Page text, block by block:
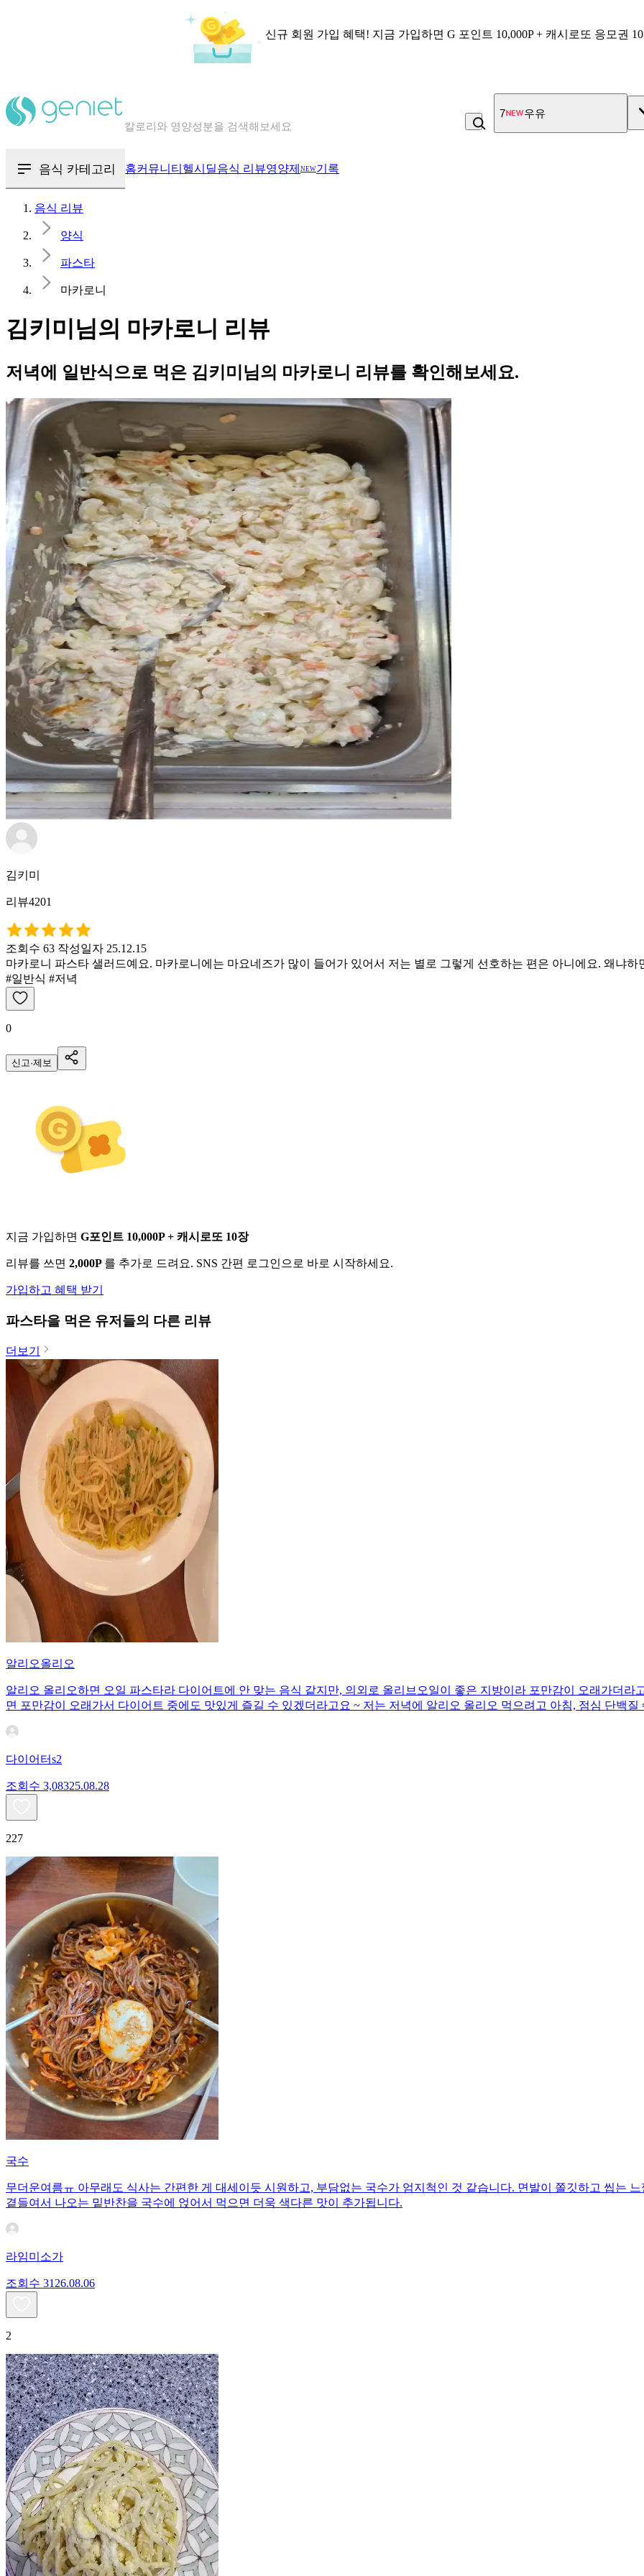
신규 회원 가입 혜택! 지금 가입하면 G 포인트 10,000P + 캐시로또 응모권
혈당 · 다이어트 음식 검색해보세요
7 우유
음식 카테고리 홈커뮤니티 헬시딜음식 리뷰영양제 NEW기록
음식 리뷰
양식
파스타
마카로니
김키미님의 마카로니 리뷰
저녁에 일반식으로 먹은 김키미님의 마카로니 리뷰를 확인해보세요.
김키미
리뷰4201
조회수 63 작성일자 25.12.15
마카로니 파스타 샐러드예요. 마카로니에는 마요네즈가 많이 들어가 있어서 저는 별로 그렇게 선호하는 편은 아니에요. 왜냐하
#일반식 #저녁
0
신고·제보
지금 가입하면 G포인트 10,000P + 캐시로또 10장
리뷰를 쓰면 2,000P 를 추가로 드려요. SNS 간편 로그인으로 바로 시작하세요.
가입하고 혜택 받기
파스타을 먹은 유저들의 다른 리뷰
더보기
알리오올리오
알리오 올리오하면 오일 파스타라 다이어트에 안 맞는 음식 같지만, 의외로 올리브오일이 좋은 지방이라 포만감이 오래가더
면 포만감이 오래가서 다이어트 중에도 맛있게 즐길 수 있겠더라고요 ~ 저는 저녁에 알리오 올리오 먹으려고 아침, 점심 단백
다이어터s2
조회수 3,08325.08.28
227
국수
무더운여름ㅠ 아무래도 식사는 간편한 게 대세이듯 시원하고, 부담없는 국수가 엄지척인 것 같습니다. 면발이 쫄깃하고 씹는
곁들여서 나오는 밑반찬을 국수에 얹어서 먹으면 더욱 색다른 맛이 추가됩니다.
라임미소가
조회수 31 26.08.06
2